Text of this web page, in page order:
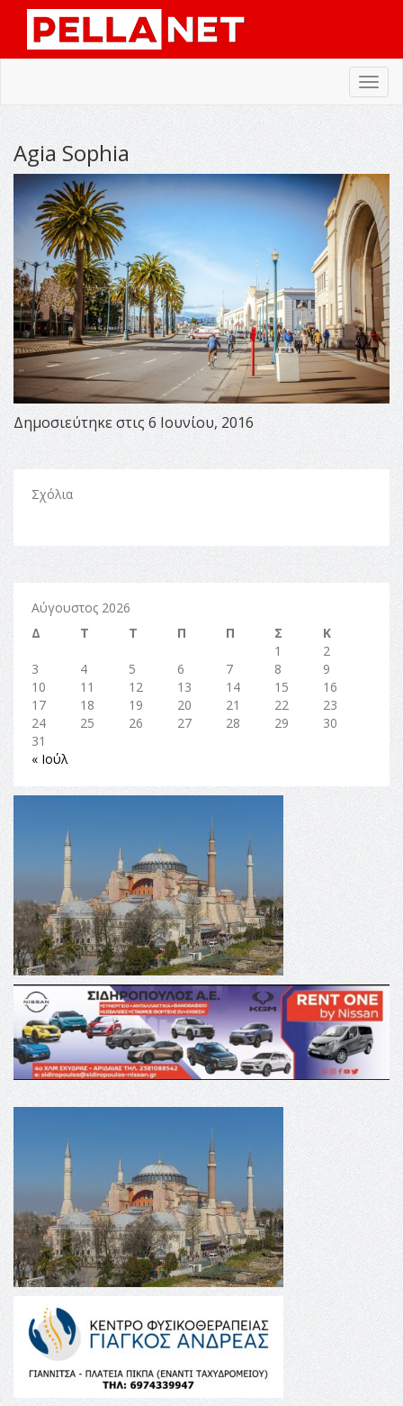
Agia Sophia
Δημοσιεύτηκε στις 6 Ιουνίου, 2016
Σχόλια
Αύγουστος 2026
Δ
Τ Τ Π Π Σ
Κ
1
2
3
4 5 6 7 8
9
10
11 12 13 14 15
16
17
18 19 20 21 22
23
24
25 26 27 28 29
30
31
« Ιούλ